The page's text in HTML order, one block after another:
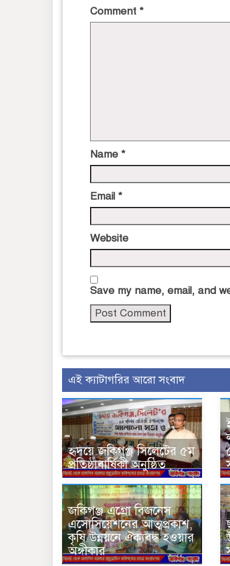
Comment *
Name *
Email *
Website
Save my name, email, and
এই ক্যাটাগরির আরো সংবাদ
হৃদয়ে জকিগঞ্জ সিলেটের ৫ম
প্রতিষ্ঠাবার্ষিকী অনুষ্ঠিত
জকিগঞ্জ এগ্রো বিজনেস
এসোসিয়েশনের আত্মপ্রকাশ,
কৃষি উন্নয়নে ঐক্যবদ্ধ হওয়ার
অঙ্গীকার